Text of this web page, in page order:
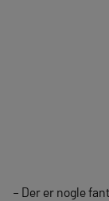
– Der er nogle